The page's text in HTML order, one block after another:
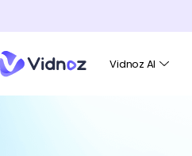
Vidnoz AI